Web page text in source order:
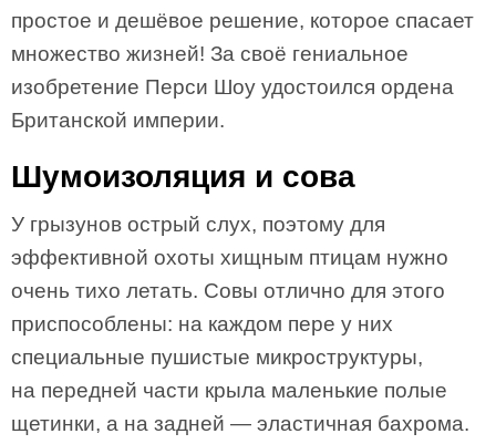
простое и дешёвое решение, которое спасает
множество жизней! За своё гениальное
изобретение Перси Шоу удостоился ордена
Британской империи.
Шумоизоляция и сова
У грызунов острый слух, поэтому для
эффективной охоты хищным птицам нужно
очень тихо летать. Совы отлично для этого
приспособлены: на каждом пере у них
специальные пушистые микроструктуры,
на передней части крыла маленькие полые
щетинки, а на задней — эластичная бахрома.